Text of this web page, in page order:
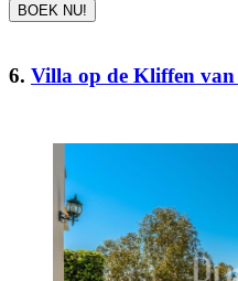
BOEK NU!
6. Villa op de Kliffen